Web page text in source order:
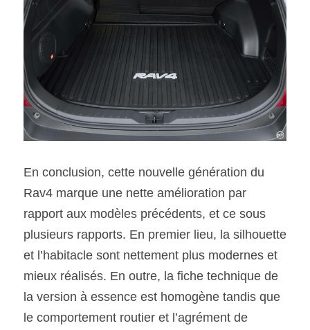
En conclusion, cette nouvelle génération du
Rav4 marque une nette amélioration par
rapport aux modèles précédents, et ce sous
plusieurs rapports. En premier lieu, la silhouette
et l’habitacle sont nettement plus modernes et
mieux réalisés. En outre, la fiche technique de
la version à essence est homogène tandis que
le comportement routier et l’agrément de